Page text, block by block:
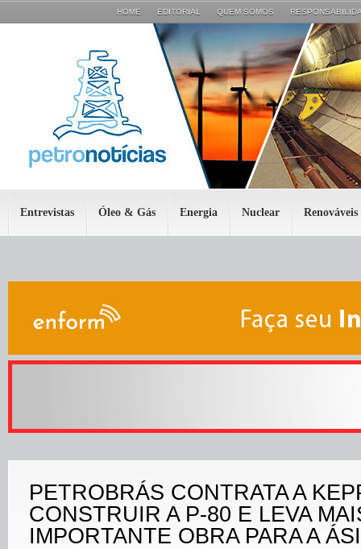
HOME EDITORIAL QUEM SOMOS
Entrevistas Óleo & Gás Energia Nuclear Renováveis
PETROBRÁS CONTRATA A
CONSTRUIR A P-80 E LEVA
IMPORTANTE OBRA PARA A